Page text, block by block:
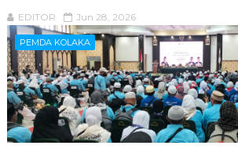
EDITOR Jun 28, 2026
PEMDA KOLAKA